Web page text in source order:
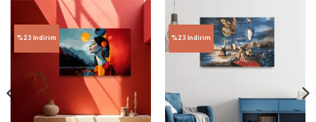
%23 İndirim %23 İndirim